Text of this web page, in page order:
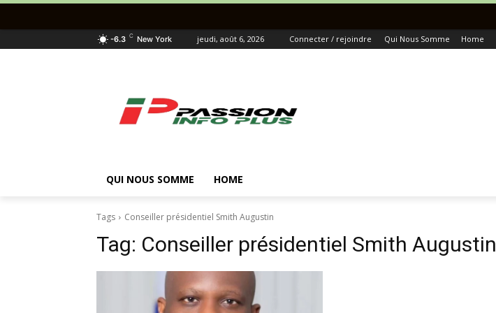
-6.3 C New York jeudi, août 6, 2026 Connecter / rejoindre Qui Nous Somme Home
QUI NOUS SOMME HOME
Tags Conseiller présidentiel Smith Augustin
Tag: Conseiller présidentiel Smith Augustin